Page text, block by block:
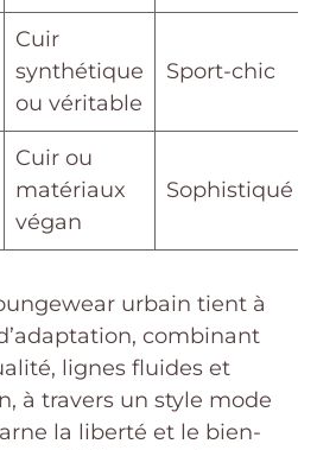
Cuir
synthétique
ou véritable
Sport-chic
Cuir ou
matériaux
végan
Sophistiqué
urbain tient à
combinant
lignes fluides et
à travers un style mode
la liberté et le bien-